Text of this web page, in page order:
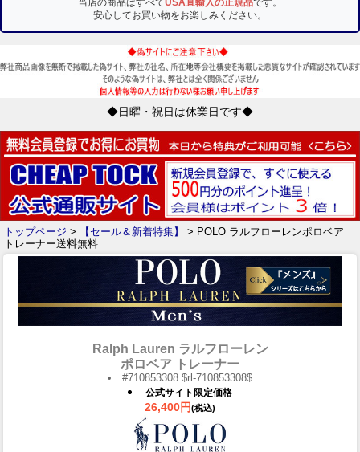
当店の商品はすべてUSA直輸入の正規品です。
安心してお買い物をお楽しみください。
◆日曜・祝日は休業日です◆
トップページ > 【セール＆新着特集】
> POLO ラルフローレンポロベア
トレーナー送料無料
Ralph Lauren ラルフローレン
ポロベア トレーナー
#710853308 $rl-710853308$
公式サイト限定価格
26,400円(税込)